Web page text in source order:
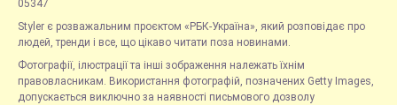
05347
Styler є розважальним проєктом «РБК-Україна», який розповідає про
людей, тренди і все, що цікаво читати поза новинами.
Фотографії, ілюстрації та інші зображення належать їхнім
правовласникам. Використання фотографій, позначених Getty Images,
допускається виключно за наявності письмового дозволу